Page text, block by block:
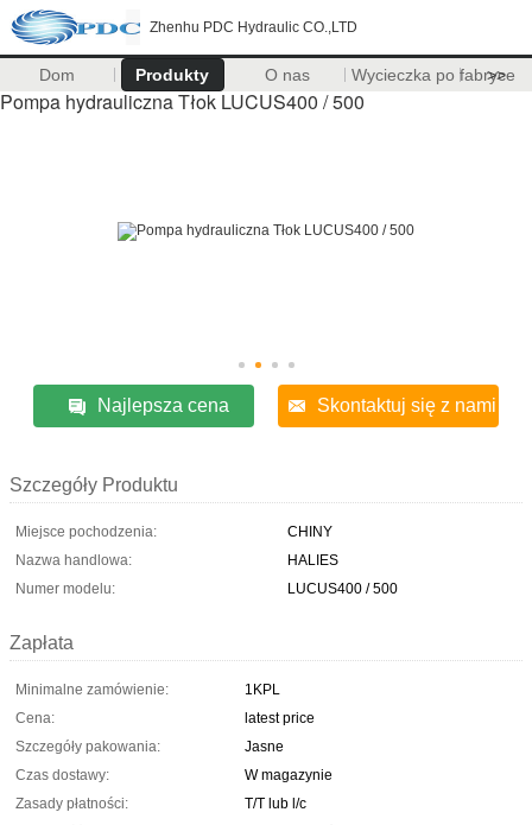
Zhenhu PDC Hydraulic CO.,LTD
Dom Produkty O nas Wycieczka po fabryce
>>
Pompa hydrauliczna Tłok LUCUS400 / 500
Najlepsza cena Skontaktuj się z nami
Szczegóły Produktu
Miejsce pochodzenia:
CHINY
Nazwa handlowa:
HALIES
Numer modelu:
LUCUS400 / 500
Zapłata
Minimalne zamówienie:
1KPL
Cena:
latest price
Szczegóły pakowania:
Jasne
Czas dostawy:
W magazynie
Zasady płatności:
T/T lub l/c